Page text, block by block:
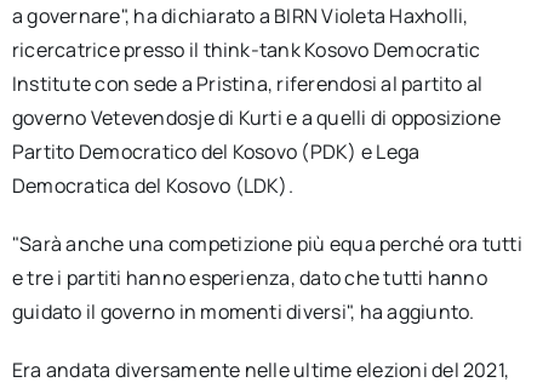
a governare", ha dichiarato a BIRN Violeta Haxholli,
ricercatrice presso il think-tank Kosovo Democratic
Institute con sede a Pristina, riferendosi al partito al
governo Vetevendosje di Kurti e a quelli di opposizione
Partito Democratico del Kosovo (PDK) e Lega
Democratica del Kosovo (LDK).
"Sarà anche una competizione più equa perché ora tutti
e tre i partiti hanno esperienza, dato che tutti hanno
guidato il governo in momenti diversi", ha aggiunto.
Era andata diversamente nelle ultime elezioni del 2021,